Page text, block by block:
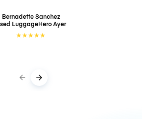
Bernadette Sanchez
LuggageHeroAyer
★★★★★